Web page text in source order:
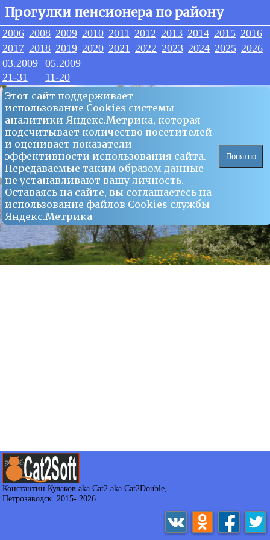
Прогулки пенсионера по району
2006 2008 2009 2010 2011 2012 2013 2014 2015 2016
2017 2018 2019 2020 2021 2022 2023 2024 2025 2026
03.2009
21-31
05.2009
11-20
Этот сайт поддерживает
использование Сookies системы
аналитики Яндекс.Метрика, которая
подсчитывает количество посетителей
и оценивает показатели
эффективности использования сайта.
Передаваемые таким образом данные
не устанавливают вашу личность.
Оставаясь на сайте, вы соглашаетесь на
использование файлов Сookies службы
Яндекс.Метрика
Понятно
Константин Кулаков aka Cat2 aka Cat2Double
Петрозаводск. 2015- 2026